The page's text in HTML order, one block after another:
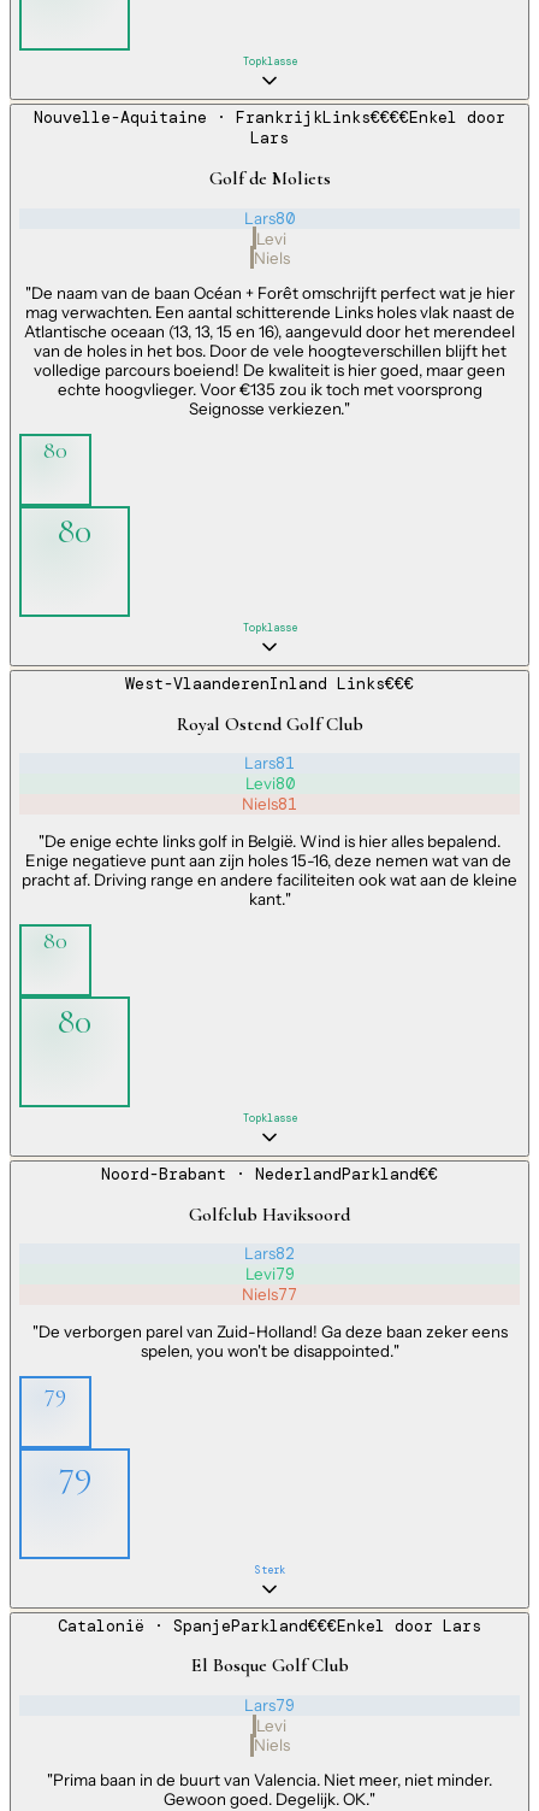
Topklasse
Nouvelle-Aquitaine · FrankrijkLinks€€€€Enkel door
Lars
Golf de Moliets
Lars80
Levi
Niels
"De naam van de baan Océan + Forêt omschrijft perfect wat je hier
mag verwachten. Een aantal schitterende Links holes vlak naast de
Atlantische oceaan (13, 13, 15 en 16), aangevuld door het merendeel
van de holes in het bos. Door de vele hoogteverschillen blijft het
volledige parcours boeiend! De kwaliteit is hier goed, maar geen
echte hoogvlieger. Voor €135 zou ik toch met voorsprong
Seignosse verkiezen."
80
80
Topklasse
West-VlaanderenInland Links€€€
Royal Ostend Golf Club
Lars81
Levi80
Niels81
"De enige echte links golf in België. Wind is hier alles bepalend.
Enige negatieve punt aan zijn holes 15-16, deze nemen wat van de
pracht af. Driving range en andere faciliteiten ook wat aan de kleine
kant."
80
80
Topklasse
Noord-Brabant · NederlandParkland€€
Golfclub Haviksoord
Lars82
Levi79
Niels77
"De verborgen parel van Zuid-Holland! Ga deze baan zeker eens
spelen, you won't be disappointed."
79
79
Sterk
Catalonië · SpanjeParkland€€€Enkel door Lars
El Bosque Golf Club
Lars79
Levi
Niels
"Prima baan in de buurt van Valencia. Niet meer, niet minder.
Gewoon goed. Degelijk. OK."